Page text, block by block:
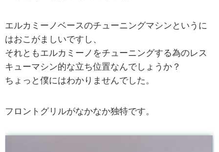
エルカミーノベースのチューニングマシンというに
はおこがましいですし、
それともエルカミーノをチューニングする為のレス
キューマシン的な立ち位置なんでしょうか？
ちょっと僕にはわかりませんでした。
フロントグリルがなかなか独特です。